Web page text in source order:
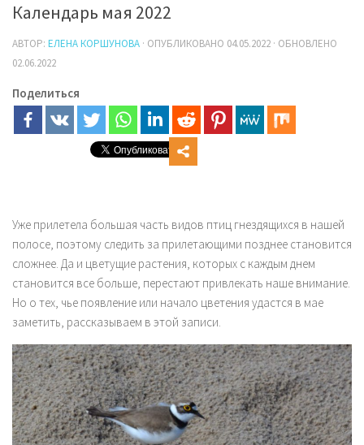
Календарь мая 2022
АВТОР: ЕЛЕНА КОРШУНОВА · ОПУБЛИКОВАНО 04.05.2022 · ОБНОВЛЕНО
02.06.2022
Поделиться
Уже прилетела большая часть видов птиц гнездящихся в нашей
полосе, поэтому следить за прилетающими позднее становится
сложнее. Да и цветущие растения, которых с каждым днем
становится все больше, перестают привлекать наше внимание.
Но о тех, чье появление или начало цветения удастся в мае
заметить, рассказываем в этой записи.